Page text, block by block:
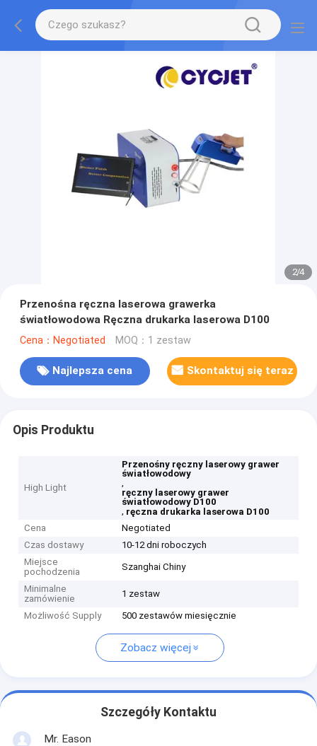
2/4
Przenośna ręczna laserowa grawerka
światłowodowa Ręczna drukarka laserowa D100
Cena：Negotiated MOQ：1 zestaw
Najlepsza cena Skontaktuj się teraz
Opis Produktu
High Light
Przenośny ręczny laserowy grawer
światłowodowy
,
ręczny laserowy grawer
światłowodowy D100
, ręczna drukarka laserowa D100
Cena
Negotiated
Czas dostawy
10-12 dni roboczych
Miejsce
pochodzenia
Szanghai Chiny
Minimalne
zamówienie
1 zestaw
Możliwość Supply 500 zestawów miesięcznie
Zobacz więcej
Szczegóły Kontaktu
Mr. Eason